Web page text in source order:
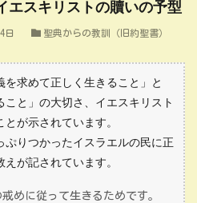
エスキリストの贖いの予型
日
聖典からの教訓（旧約聖書）
求めて正しく生きること」と
こと」の大切さ、イエスキリスト
が示されています。
ぷりつかったイスラエルの民に正
が記されています。
めに従って生きるためです。